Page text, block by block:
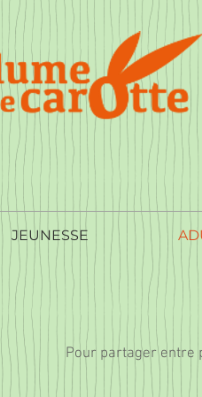
JEUNESSE
Pour partager entre